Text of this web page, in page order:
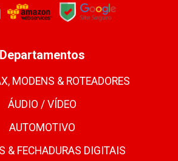
Departamentos
MODENS & ROTEADORES
ÁUDIO / VÍDEO
AUTOMOTIVO
& FECHADURAS DIGITAIS